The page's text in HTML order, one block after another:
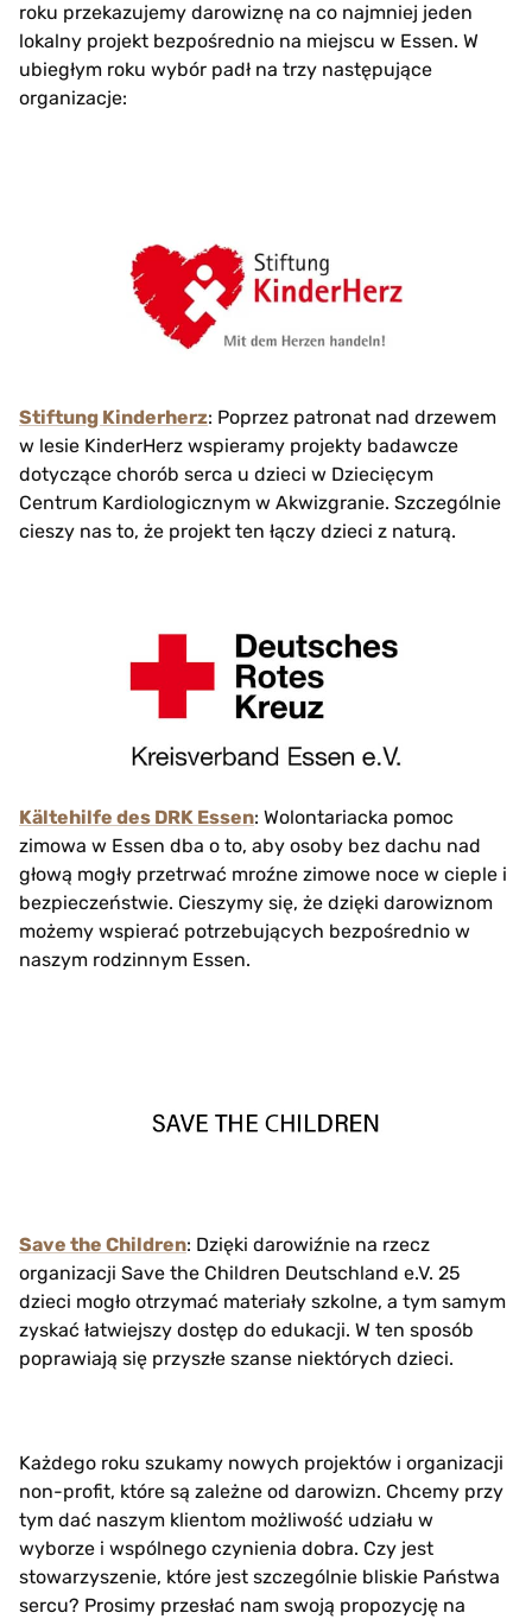
roku przekazujemy darowiznę na co najmniej jeden
lokalny projekt bezpośrednio na miejscu w Essen. W
ubiegłym roku wybór padł na trzy następujące
organizacje:
Stiftung Kinderherz: Poprzez patronat nad drzewem
w lesie KinderHerz wspieramy projekty badawcze
dotyczące chorób serca u dzieci w Dziecięcym
Centrum Kardiologicznym w Akwizgranie. Szczególnie
cieszy nas to, że projekt ten łączy dzieci z naturą.
Kältehilfe des DRK Essen: Wolontariacka pomoc
zimowa w Essen dba o to, aby osoby bez dachu nad
głową mogły przetrwać mroźne zimowe noce w cieple i
bezpieczeństwie. Cieszymy się, że dzięki darowiznom
możemy wspierać potrzebujących bezpośrednio w
naszym rodzinnym Essen.
Save the Children: Dzięki darowiźnie na rzecz
organizacji Save the Children Deutschland e.V. 25
dzieci mogło otrzymać materiały szkolne, a tym samym
zyskać łatwiejszy dostęp do edukacji. W ten sposób
poprawiają się przyszłe szanse niektórych dzieci.
Każdego roku szukamy nowych projektów i organizacji
non-profit, które są zależne od darowizn. Chcemy przy
tym dać naszym klientom możliwość udziału w
wyborze i wspólnego czynienia dobra. Czy jest
stowarzyszenie, które jest szczególnie bliskie Państwa
sercu? Prosimy przesłać nam swoją propozycję na